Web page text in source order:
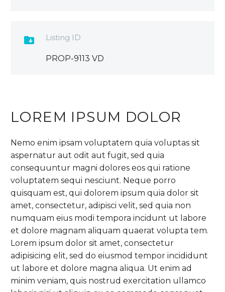
 Listing ID
PROP-9113 VD
LOREM IPSUM DOLOR
Nemo enim ipsam voluptatem quia voluptas sit
aspernatur aut odit aut fugit, sed quia
consequuntur magni dolores eos qui ratione
voluptatem sequi nesciunt. Neque porro
quisquam est, qui dolorem ipsum quia dolor sit
amet, consectetur, adipisci velit, sed quia non
numquam eius modi tempora incidunt ut labore
et dolore magnam aliquam quaerat volupta tem.
Lorem ipsum dolor sit amet, consectetur
adipisicing elit, sed do eiusmod tempor incididunt
ut labore et dolore magna aliqua. Ut enim ad
minim veniam, quis nostrud exercitation ullamco